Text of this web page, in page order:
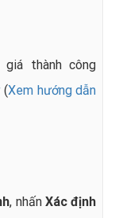
thành công
(Xem hướng dẫn
, nhấn Xác định